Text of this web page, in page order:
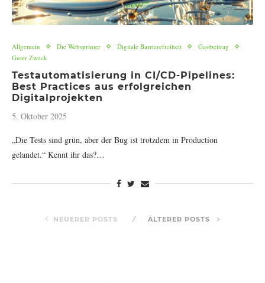
Allgemein Die Websprinter Digitale Barrierefreiheit
Gastbeitrag
Guter Zweck
Testautomatisierung in CI/CD-Pipelines:
Best Practices aus erfolgreichen
Digitalprojekten
5. Oktober 2025
„Die Tests sind grün, aber der Bug ist trotzdem in Production
gelandet.“ Kennt ihr das?…
NEUERER POSTS ÄLTERER POSTS